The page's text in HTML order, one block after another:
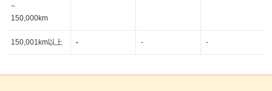
~
150,000km
150,001km以上 - - -